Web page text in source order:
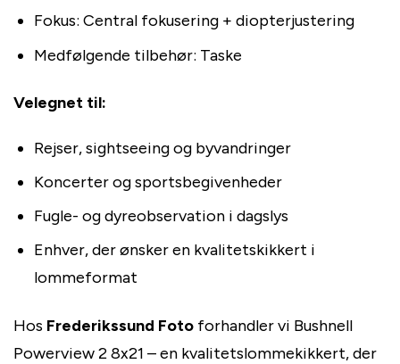
Fokus: Central fokusering + diopterjustering
Medfølgende tilbehør: Taske
Velegnet til:
Rejser, sightseeing og byvandringer
Koncerter og sportsbegivenheder
Fugle- og dyreobservation i dagslys
Enhver, der ønsker en kvalitetskikkert i
lommeformat
Hos Frederikssund Foto forhandler vi Bushnell
Powerview 2 8x21 – en kvalitetslommekikkert, der